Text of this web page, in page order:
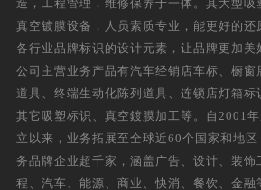
造，工程管理，维修保养于一体。其大型吸
真空镀膜设备，人员素质专业，能更好的还
各行业品牌标识的设计元素，让品牌更加美
公司主营业务产品有汽车经销店车标、橱窗
道具、终端生动化陈列道具、连锁店灯箱标
其它吸塑标识、真空鍍膜加工等。自2001
立以来，业务拓展至全球近60个国家和地区
务品牌企业超千家，涵盖广告、设计、装饰
程、汽车、能源、商业、快消、餐饮、金融